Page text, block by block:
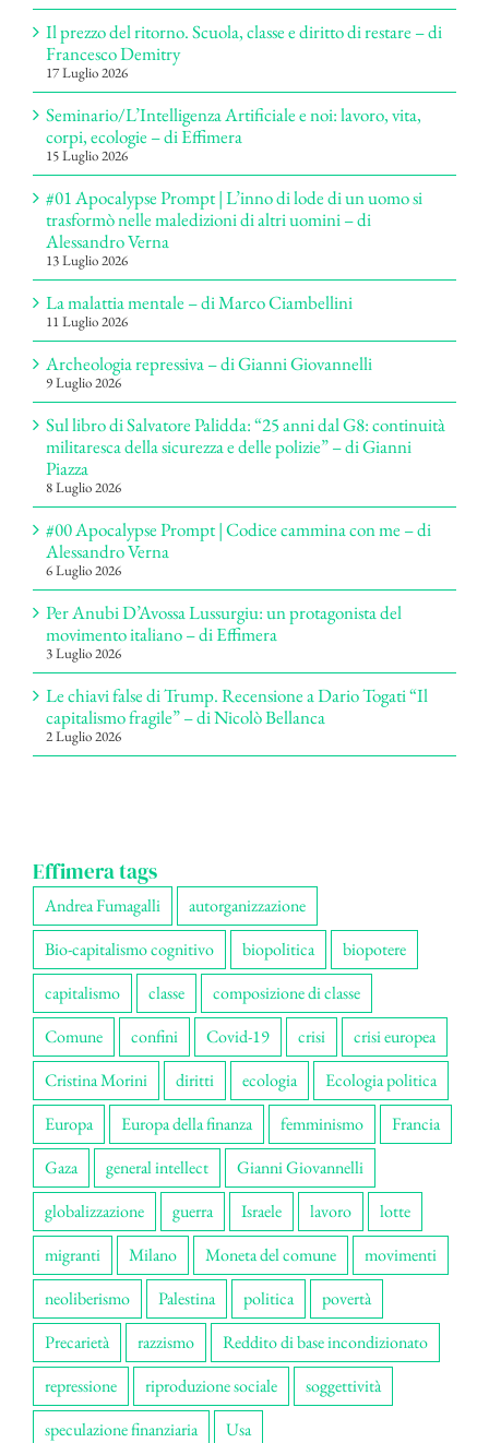
Il prezzo del ritorno. Scuola, classe e diritto di restare – di
Francesco Demitry
17 Luglio 2026
Seminario/L’Intelligenza Artificiale e noi: lavoro, vita,
corpi, ecologie – di Effimera
15 Luglio 2026
#01 Apocalypse Prompt | L’inno di lode di un uomo si
trasformò nelle maledizioni di altri uomini – di
Alessandro Verna
13 Luglio 2026
La malattia mentale – di Marco Ciambellini
11 Luglio 2026
Archeologia repressiva – di Gianni Giovannelli
9 Luglio 2026
Sul libro di Salvatore Palidda: “25 anni dal G8: continuità
militaresca della sicurezza e delle polizie” – di Gianni
Piazza
8 Luglio 2026
#00 Apocalypse Prompt | Codice cammina con me – di
Alessandro Verna
6 Luglio 2026
Per Anubi D’Avossa Lussurgiu: un protagonista del
movimento italiano – di Effimera
3 Luglio 2026
Le chiavi false di Trump. Recensione a Dario Togati “Il
capitalismo fragile” – di Nicolò Bellanca
2 Luglio 2026
Effimera tags
Andrea Fumagalli
autorganizzazione
Bio-capitalismo cognitivo
biopolitica
biopotere
capitalismo
classe
composizione di classe
Comune
confini Covid-19 crisi
crisi europea
Cristina Morini
diritti ecologia
Ecologia politica
Europa
Europa della finanza femminismo
Francia
Gaza
general intellect
Gianni Giovannelli
globalizzazione
guerra Israele lavoro
lotte
migranti
Milano Moneta del comune
movimenti
neoliberismo
Palestina politica
povertà
Precarietà
razzismo
Reddito di base incondizionato
repressione
riproduzione sociale
soggettività
speculazione finanziaria
Usa